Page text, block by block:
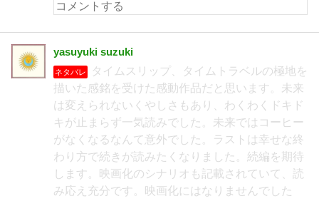
yasuyuki suzuki
ネタバレ
タイムスリップ、タイムトラベルの極地を
描いた感銘を受けた感動作品だと思います。未来
は変えられないくやしさもあり、わくわくドキド
キが止まらず一気読みでした。未来ではコーヒー
がなくなるなんて意外でした。ラストは幸せな終
わり方で続きが読みたくなりました。続編を期待
します。映画化のシナリオも記載されていて、読
み応え充分です。映画化にはなりませんでした